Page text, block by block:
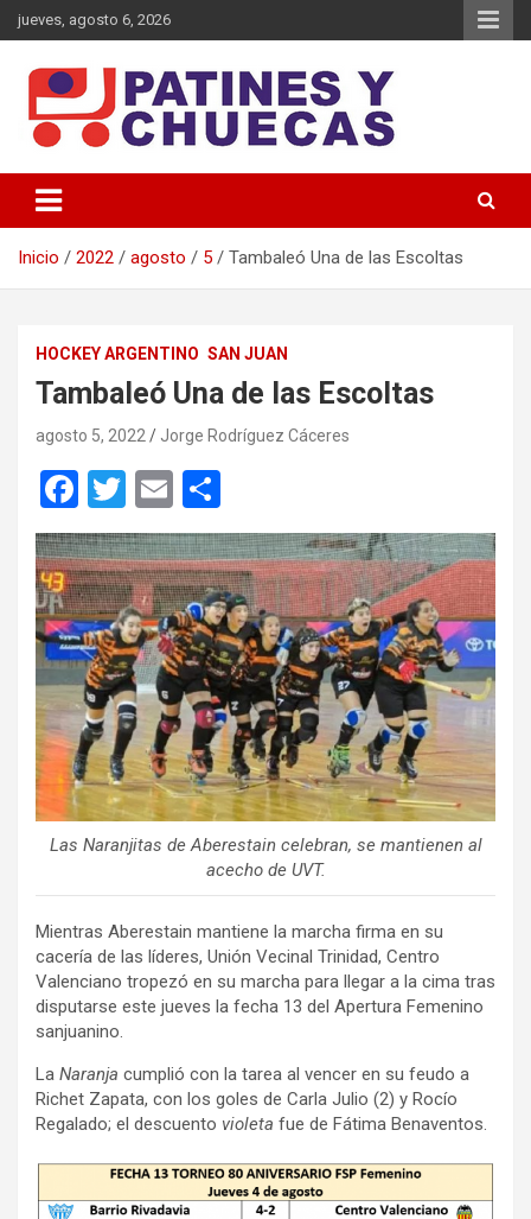
Saltar
al
jueves, agosto 6, 2026
Patines y Chuecas
Inicio 2022 agosto 5 Tambaleó Una de las Escoltas
HOCKEY ARGENTINO SAN JUAN
Tambaleó Una de las Escoltas
agosto 5, 2022 Jorge Rodríguez Cáceres
F
a
ce
b
o
o
k
T
wi
tt
er
E
m
ail
o
m
p
ar
tir
Las Naranjitas de Aberestain celebran, se mantienen al
acecho de UVT.
Mientras Aberestain mantiene la marcha firma en su
cacería de las líderes, Unión Vecinal Trinidad, Centro
Valenciano tropezó en su marcha para llegar a la cima tras
disputarse este jueves la fecha 13 del Apertura Femenino
sanjuanino.
La Naranja cumplió con la tarea al vencer en su feudo a
Richet Zapata, con los goles de Carla Julio (2) y Rocío
Regalado; el descuento violeta fue de Fátima Benaventos.